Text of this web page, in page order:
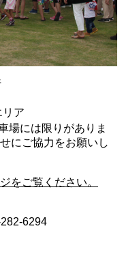
リア
場には限りがありま
にご協力をお願いし
をご覧ください。
6294